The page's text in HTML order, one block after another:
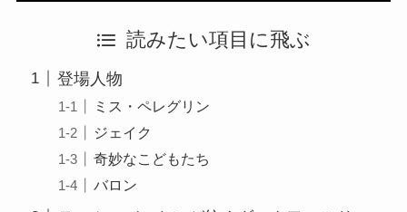
読みたい項目に飛ぶ
登場人物
ミス・ペレグリン
ジェイク
奇妙なこどもたち
バロン